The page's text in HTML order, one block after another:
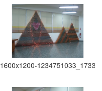
1600x1200-1234751033_1733